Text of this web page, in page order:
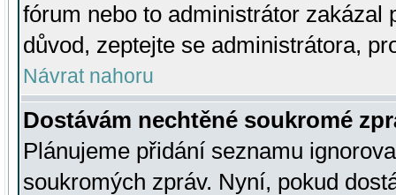
fórum nebo to administrátor zakázal
důvod, zeptejte se administrátora,
Návrat nahoru
Dostávám nechtěné soukromé
Plánujeme přidání seznamu
soukromých zpráv. Nyní, pokud